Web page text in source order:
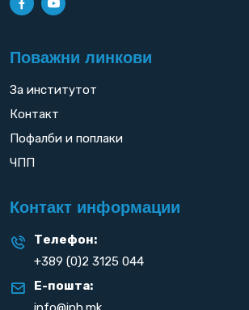
Поважни линкови
За институтот
Контакт
Пофалби и поплаки
ЧПП
Контакт информации
Телефон:
+389 (0)2 3125 044
Е-пошта: